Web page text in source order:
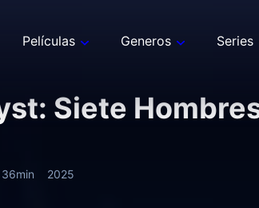
Películas Generos Series
Siete
36min 2025